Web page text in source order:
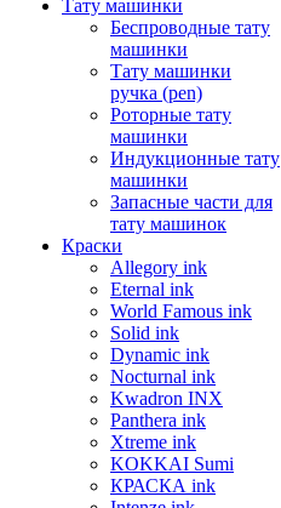
Тату машинки
Беспроводные тату
машинки
Тату машинки
ручка (pen)
Роторные тату
машинки
Индукционные тату
машинки
Запасные части для
тату машинок
Краски
Allegory ink
Eternal ink
World Famous ink
Solid ink
Dynamic ink
Nocturnal ink
Kwadron INX
Panthera ink
Xtreme ink
KOKKAI Sumi
КРАСКА ink